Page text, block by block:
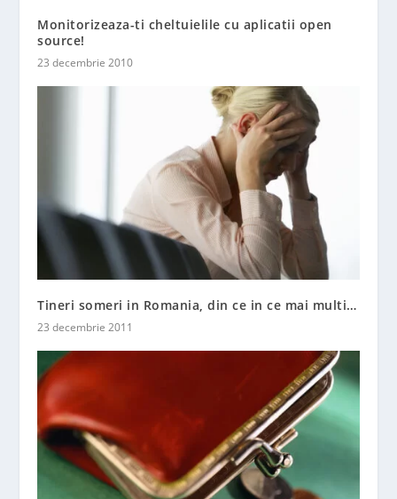
Monitorizeaza-ti cheltuielile cu aplicatii open
source!
23 decembrie 2010
Tineri someri in Romania, din ce in ce mai multi…
23 decembrie 2011